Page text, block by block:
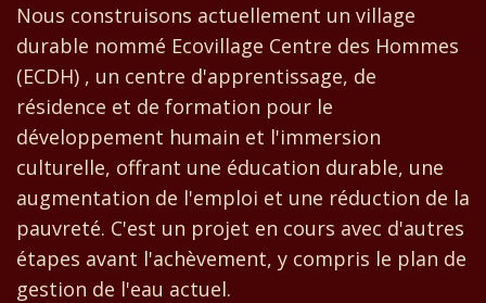
Nous construisons actuellement un village
durable nommé Ecovillage Centre des Hommes
(ECDH) , un centre d'apprentissage, de
résidence et de formation pour le
développement humain et l'immersion
culturelle, offrant une éducation durable, une
augmentation de l'emploi et une réduction de la
pauvreté. C'est un projet en cours avec d'autres
étapes avant l'achèvement, y compris le plan de
gestion de l'eau actuel.